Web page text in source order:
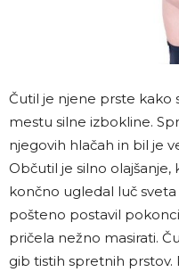
Čutil je njene prste kako
mestu silne izbokline.
njegovih hlačah in bil je
Občutil je silno
končno ugledal luč
pošteno postavil
pričela nežno masirati.
gib tistih spretnih